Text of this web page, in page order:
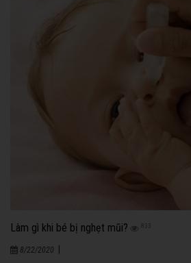
Làm gì khi bé bị nghẹt mũi? 833
8/22/2020